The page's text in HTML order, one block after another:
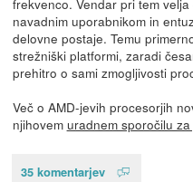
navadnim uporabnikom in
delovne postaje. Temu
strežniški platformi, zaradi
prehitro o sami zmogljivosti
Več o AMD-jevih procesorjih
njihovem uradnem sporočilu
35 komentarjev